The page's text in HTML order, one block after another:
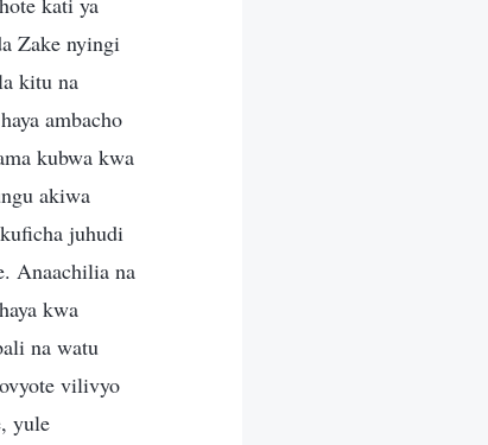
Zake nyingi
kitu na
ambacho
kubwa kwa
akiwa
juhudi
Anaachilia na
kwa
na watu
vilivyo
yule